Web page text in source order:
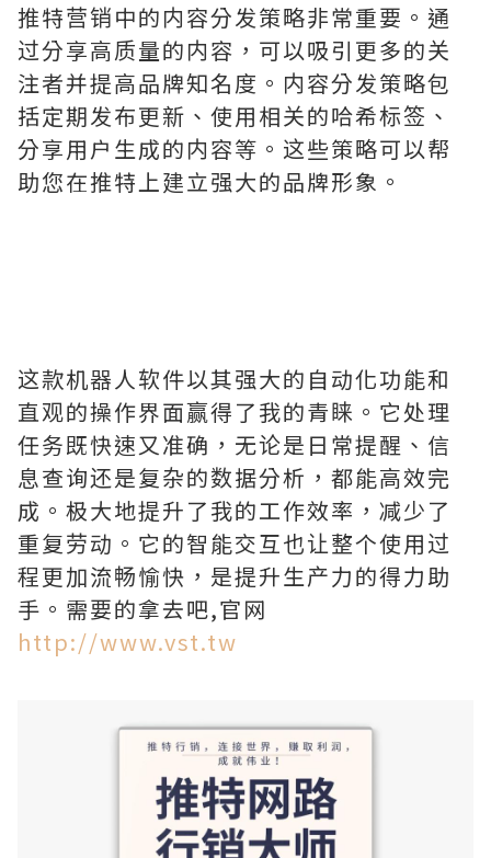
推特营销中的内容分发策略非常重要。通
过分享高质量的内容，可以吸引更多的关
注者并提高品牌知名度。内容分发策略包
括定期发布更新、使用相关的哈希标签、
分享用户生成的内容等。这些策略可以帮
助您在推特上建立强大的品牌形象。
这款机器人软件以其强大的自动化功能和
直观的操作界面赢得了我的青睐。它处理
任务既快速又准确，无论是日常提醒、信
息查询还是复杂的数据分析，都能高效完
成。极大地提升了我的工作效率，减少了
重复劳动。它的智能交互也让整个使用过
程更加流畅愉快，是提升生产力的得力助
手。需要的拿去吧,官网
http://www.vst.tw